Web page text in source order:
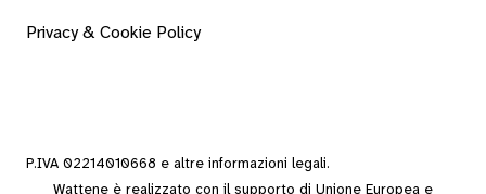
Privacy & Cookie Policy
P.IVA 02214010668 e altre informazioni legali.
Wattene è realizzato con il supporto di Unione Europea e